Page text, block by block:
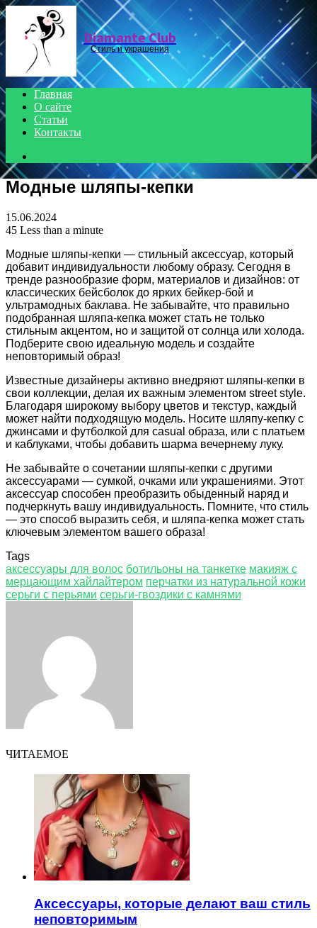
Menu
Diamante Club
Стиль и украшения
Главная
О сайте
Статьи
Контакты
Модные шляпы-кепки
15.06.2024
45 Less than a minute
Модные шляпы-кепки — стильный аксессуар, который
добавит индивидуальности любому образу. Сегодня в
тренде разнообразие форм, материалов и дизайнов: от
классических бейсболок до ярких бейкер-бой и
ультрамодных баклава. Не забывайте, что правильно
подобранная шляпа-кепка может стать не только
стильным акцентом, но и защитой от солнца или холода.
Подберите свою идеальную модель и создайте
неповторимый образ!
Известные дизайнеры активно внедряют шляпы-кепки в
свои коллекции, делая их важным элементом street style.
Благодаря широкому выбору цветов и текстур, каждый
может найти подходящую модель. Носите шляпу-кепку с
джинсами и футболкой для casual образа, или с платьем
и каблуками, чтобы добавить шарма вечернему луку.
Не забывайте о сочетании шляпы-кепки с другими
аксессуарами — сумкой, очками или украшениями. Этот
аксессуар способен преобразить обыденный наряд и
подчеркнуть вашу индивидуальность. Помните, что стиль
— это способ выразить себя, и шляпа-кепка может стать
ключевым элементом вашего образа!
Tags
аксессуары для волос ботильоны на танкетке макияж с
мерцающим хайлайтером перчатки из натуральной кожи
серьги с перьями серьги-гвоздики с камнями
ЧИТАЕМОЕ
Аксессуары, которые делают ваш стиль
неповторимым